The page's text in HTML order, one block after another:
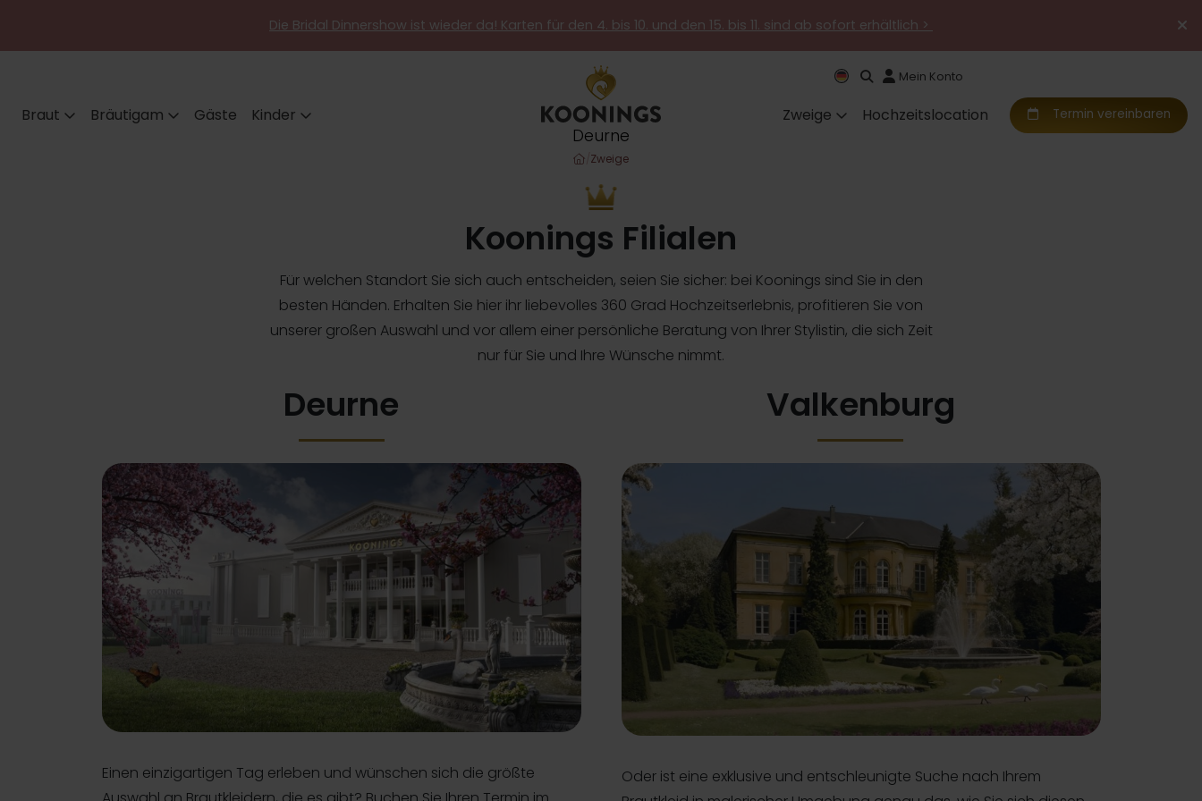
Die Bridal Dinnershow ist wieder da! Karten für den 4. bis 10. und den 15. bis 11. sind ab sofort erhältlich >
Braut Bräutigam Gäste Kinder
Deurne
Mein Konto
Zweige Hochzeitslocation Termin vereinbaren
Zweige
Koonings Filialen
Für welchen Standort Sie sich auch entscheiden, seien Sie sicher: bei Koonings sind Sie in den
besten Händen. Erhalten Sie hier ihr liebevolles 360 Grad Hochzeitserlebnis, profitieren Sie von
unserer großen Auswahl und vor allem einer persönliche Beratung von Ihrer Stylistin, die sich Zeit
nur für Sie und Ihre Wünsche nimmt.
Deurne
Einen einzigartigen Tag erleben und wünschen sich die größte
Valkenburg
Oder ist eine exklusive und entschleunigte Suche nach Ihrem